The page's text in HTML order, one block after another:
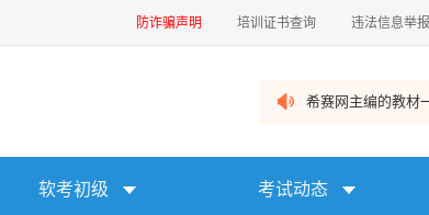
防诈骗声明 培训证书查询 违法信息举报
希赛网主编的教材
软考初级 考试动态